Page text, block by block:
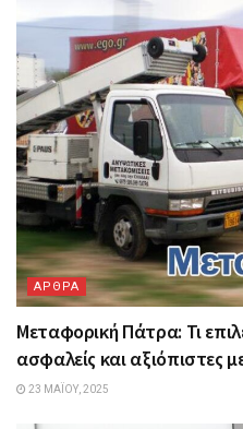
ΑΡΘΡΑ
Μεταφορική Πάτρα: Τι
ασφαλείς και αξιόπιστες
23 ΜΑΪ́ΟΥ, 2025